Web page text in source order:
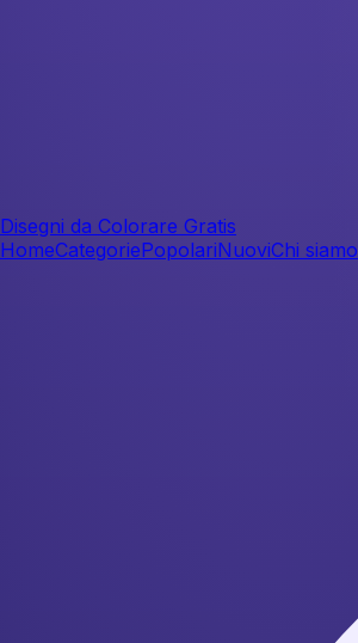
Disegni da Colorare Gratis
HomeCategoriePopolariNuoviChi siamo